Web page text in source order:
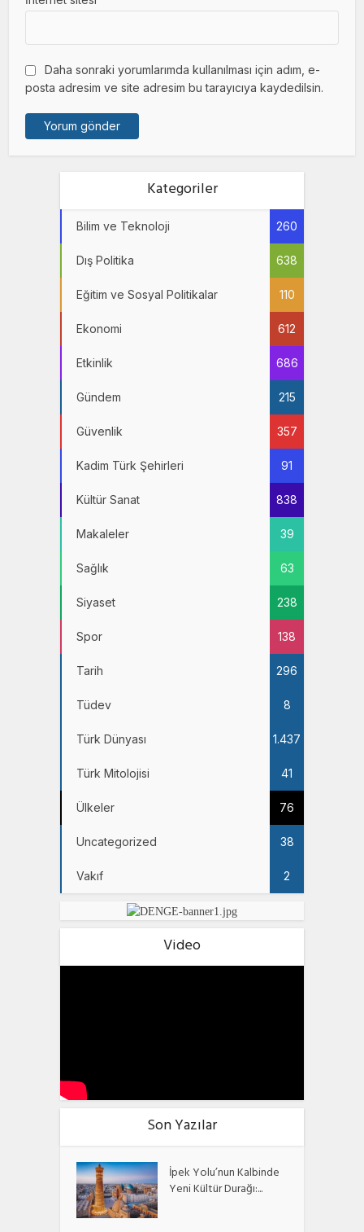
Daha sonraki yorumlarımda kullanılması için adım, e-
posta adresim ve site adresim bu tarayıcıya kaydedilsin.
Kategoriler
Bilim ve Teknoloji 260
Dış Politika 638
Eğitim ve Sosyal Politikalar 110
Ekonomi 612
Etkinlik 686
Gündem 215
Güvenlik 357
Kadim Türk Şehirleri 91
Kültür Sanat 838
Makaleler 39
Sağlık 63
Siyaset 238
Spor 138
Tarih 296
Tüdev 8
Türk Dünyası 1.437
Türk Mitolojisi 41
Ülkeler 76
Uncategorized 38
Vakıf 2
Video
Son Yazılar
İpek Yolu’nun Kalbinde
Yeni Kültür Durağı:...